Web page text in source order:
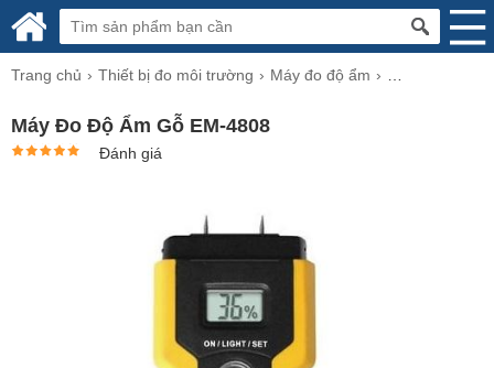
Trang chủ Thiết bị đo môi trường Máy đo độ ẩm
Máy Đo Độ Ẩm Gỗ EM-4808
Đánh giá